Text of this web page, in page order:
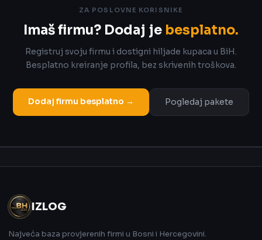
ZA POSLOVNE KORISNIKE
Imaš firmu? Dodaj je besplatno.
Registruj svoju firmu i dostigni hiljade kupaca u BiH.
Besplatno kreiranje profila, bez skrivenih troškova.
Dodaj firmu besplatno → Pogledaj pakete
IZLOG
Najveća baza provjerenih firmi u Bosni i Hercegovini.